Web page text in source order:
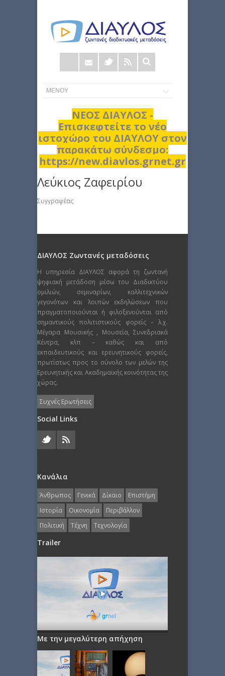
Φόρμα
αναζήτησης
ΝΕΟΣ ΔΙΑΥΛΟΣ -
Επισκεφτείτε το νέο
ιστοχώρο του ΔΙΑΥΛΟΥ στον
παρακάτω σύνδεσμο:
https://new.diavlos.grnet.gr
Λεύκιος Ζαφειρίου
Συγγραφέας
ΔΙΑΥΛΟΣ Ζωντανές μεταδόσεις
Η υπηρεσία ΔΙΑΥΛΟΣ αφορά τη ζωντανή
ψηφιακή μετάδοση μέσω του Διαδικτύου
ομιλιών, σεμιναρίων, καλλιτεχνικών
γεγονότων και λοιπών εκδηλώσεων που
πραγματοποιούνται ή φιλοξενούνται από
σημαντικούς πολιτιστικούς φορείς – λ.χ.
Μέγαρα Μουσικής , Μουσεία, Συνεδριακά
Κέντρα, κλπ – καθώς και από
εκπαιδευτικούς και ερευνητικούς φορείς,
πρωτίστως προς το σύνολο των μελών της
Ερευνητικής και Ακαδημαϊκής κοινότητας της
χώρας.
Συχνές Ερωτήσεις
Social Links
Κανάλια
Άνθρωπος Γενικά Δίκαιο
Επιστήμη
Ιστορία
Οικονομία
Περιβάλλον
Πολιτική
Τέχνη Τεχνολογία
Trailer
Με την μεγαλύτερη απήχηση